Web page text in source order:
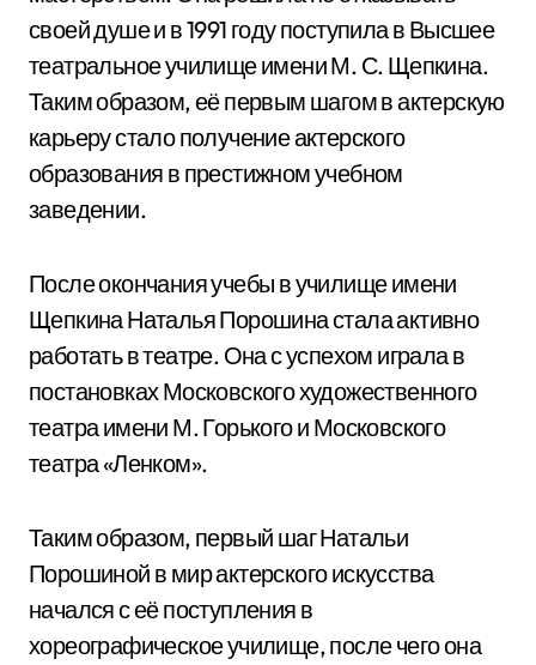
своей душе и в 1991 году поступила в Высшее
театральное училище имени М. С. Щепкина.
Таким образом, её первым шагом в актерскую
карьеру стало получение актерского
образования в престижном учебном
заведении.
После окончания учебы в училище имени
Щепкина Наталья Порошина стала активно
работать в театре. Она с успехом играла в
постановках Московского художественного
театра имени М. Горького и Московского
театра «Ленком».
Таким образом, первый шаг Натальи
Порошиной в мир актерского искусства
начался с её поступления в
хореографическое училище, после чего она